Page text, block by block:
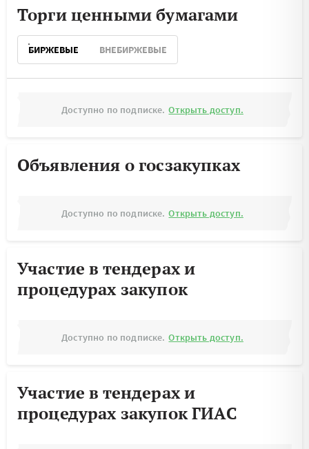
Торги ценными бумагами
БИРЖЕВЫЕ ВНЕБИРЖЕВЫЕ
Доступно по подписке. Открыть доступ.
Объявления о госзакупках
Доступно по подписке. Открыть доступ.
Участие в тендерах и
процедурах закупок
Доступно по подписке. Открыть доступ.
Участие в тендерах и
процедурах закупок ГИАС